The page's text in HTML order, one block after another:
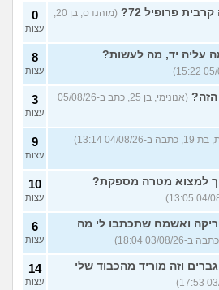
(רואי, בן
8
עצות
21)
17
עצות
חדשות במדור
פרופיל 72?
(מוהנדס, בן 20,
0
עצות
עליה יד, מה לעשות? 8
עצות
הזה?
(אנונימי, בן 25, כתב ב-05/08/26
3
עצות
04/08/26 13:14)
9
עצות
למצוא מטרה מספקת? 10
עצות
ואשמח שתכתבו לי מה
6
עצות
וזה מוריד מהכבוד שלי 14
עצות